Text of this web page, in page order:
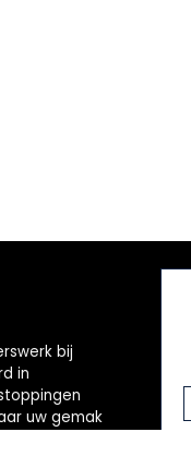
bij
in
uw gemak